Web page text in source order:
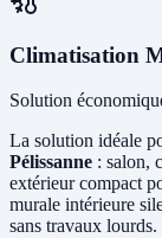
Climatisation
Solution
La solution idéale
Pélissanne : salon,
extérieur compact
murale intérieure
sans travaux lourds.